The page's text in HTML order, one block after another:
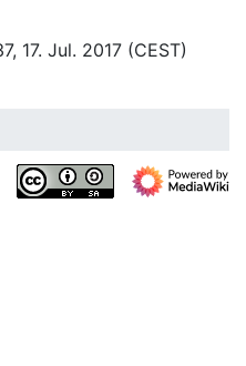
17. Jul. 2017 (CEST)